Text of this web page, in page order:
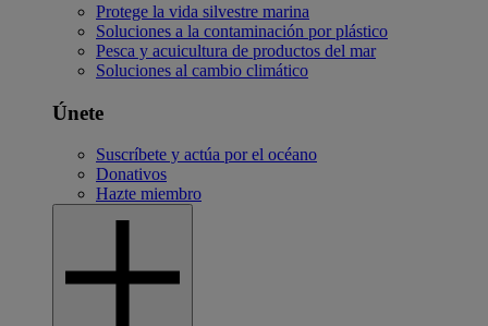
Protege la vida silvestre marina
Soluciones a la contaminación por plástico
Pesca y acuicultura de productos del mar
Soluciones al cambio climático
Únete
Suscríbete y actúa por el océano
Donativos
Hazte miembro